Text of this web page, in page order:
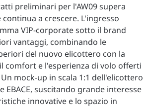
preliminari per l'AW09 supera
continua a crescere. L'ingresso
VIP-corporate sotto il brand
vantaggi, combinando le
del nuovo elicottero con la
comfort e l'esperienza di volo offerti
mock-up in scala 1:1 dell'elicottero
EBACE, suscitando grande interesse
innovative e lo spazio in